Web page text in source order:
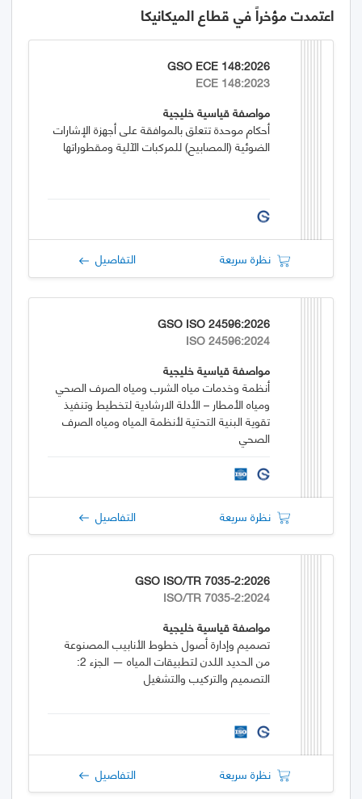
اعتمدت مؤخراً في قطاع الميكانيكا
GSO ECE 148:2026
ECE 148:2023
مواصفة قياسية خليجية
أحكام موحدة تتعلق بالموافقة على أجهزة الإشارات
الضوئية (المصابيح) للمركبات الآلية ومقطوراتها
نظرة سريعة التفاصيل
GSO ISO 24596:2026
ISO 24596:2024
مواصفة قياسية خليجية
أنظمة وخدمات مياه الشرب ومياه الصرف الصحي
ومياه الأمطار – الأدلة الارشادية لتخطيط وتنفيذ
تقوية البنية التحتية لأنظمة المياه ومياه الصرف
الصحي
نظرة سريعة التفاصيل
GSO ISO/TR 7035-2:2026
ISO/TR 7035-2:2024
مواصفة قياسية خليجية
تصميم وإدارة أصول خطوط الأنابيب المصنوعة
من الحديد اللدن لتطبيقات المياه — الجزء 2:
التصميم والتركيب والتشغيل
نظرة سريعة التفاصيل